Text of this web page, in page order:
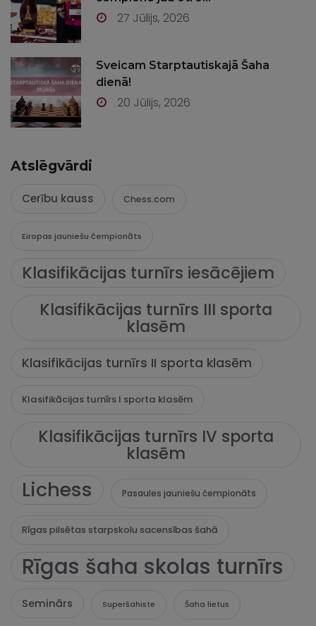
27 Jūlijs, 2026
Sveicam Starptautiskajā Šaha
dienā!
20 Jūlijs, 2026
Atslēgvārdi
Cerību kauss Chess.com
Eiropas jauniešu čempionāts
Klasifikācijas turnīrs iesācējiem
Klasifikācijas turnīrs III sporta
klasēm
Klasifikācijas turnīrs II sporta klasēm
Klasifikācijas turnīrs I sporta klasēm
Klasifikācijas turnīrs IV sporta
klasēm
Lichess Pasaules jauniešu čempionāts
Rīgas pilsētas starpskolu sacensības šahā
Rīgas šaha skolas turnīrs
Seminārs Superšahiste Šaha lietus